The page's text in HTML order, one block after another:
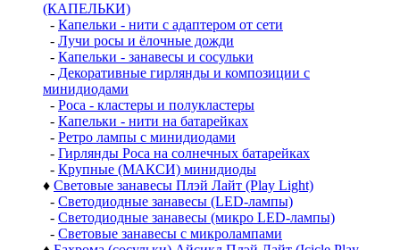
(КАПЕЛЬКИ)
- Капельки - нити с адаптером от сети
- Лучи росы и ёлочные дожди
- Капельки - занавесы и сосульки
- Декоративные гирлянды и композиции с
минидиодами
- Роса - кластеры и полукластеры
- Капельки - нити на батарейках
- Ретро лампы с минидиодами
- Гирлянды Роса на солнечных батарейках
- Крупные (МАКСИ) минидиоды
♦ Световые занавесы Плэй Лайт (Play Light)
- Светодиодные занавесы (LED-лампы)
- Светодиодные занавесы (микро LED-лампы)
- Световые занавесы с микролампами